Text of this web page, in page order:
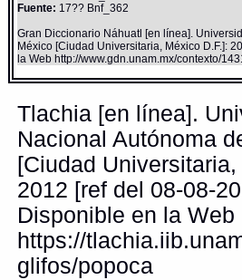
Fuente: 17?? Bnf_362
Gran Diccionario Náhuatl [en línea].
México [Ciudad Universitaria, México D.F.]:
la Web http://www.gdn.unam.mx/contexto/
Tlachia [en línea].
Nacional Autónoma
[Ciudad
2012 [ref del 08-08-
Disponible en la Web
https://
glifos/popoca